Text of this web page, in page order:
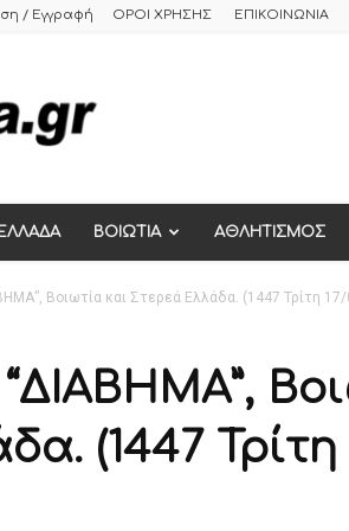
/ Εγγραφή ΟΡΟΙ ΧΡΗΣΗΣ ΕΠΙΚΟΙΝΩΝΙΑ
ΒΟΙΩΤΙΑ ΑΘΛΗΤΙΣΜΟΣ
Βοιωτία και Στερεά Ελλάδα. (1447 Τρίτη
(1447 Τρίτη